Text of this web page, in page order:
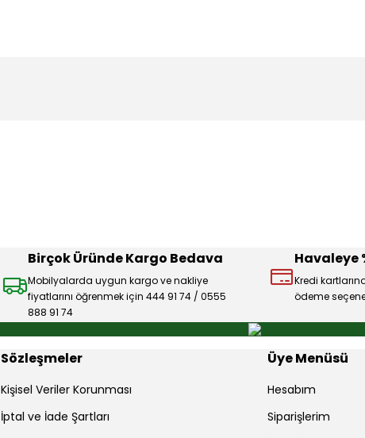
Birçok Üründe Kargo Bedava
Mobilyalarda uygun kargo ve nakliye
fiyatlarını öğrenmek için 444 91 74 / 0555
888 91 74
Havaleye
Kredi
ödeme
Sözleşmeler
Kişisel Veriler Korunması
İptal ve İade Şartları
Üye Menüsü
Hesabım
Siparişlerim